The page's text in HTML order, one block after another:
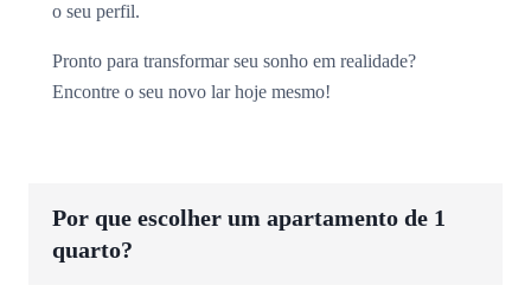
o seu perfil.
Pronto para transformar seu sonho em realidade?
Encontre o seu novo lar hoje mesmo!
Por que escolher um apartamento de 1
quarto?